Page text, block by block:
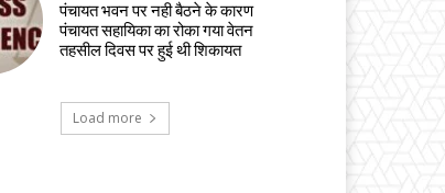
पंचायत भवन पर नही बैठने के कारण
पंचायत सहायिका का रोका गया वेतन
तहसील दिवस पर हुई थी शिकायत
Load more